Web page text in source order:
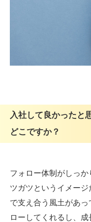
入社して良かったと
どこですか？
フォロー体制がしっ
ツガツというイメー
で支え合う風土があ
ローしてくれるし、